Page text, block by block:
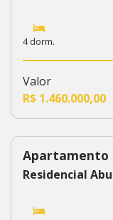
4 dorm.
Valor
R$ 1.460.000,00
352
Apartamento
Residencial